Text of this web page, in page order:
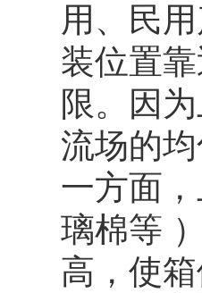
用、民
装位置
限。因
流场的
一方面
璃棉等
高，使